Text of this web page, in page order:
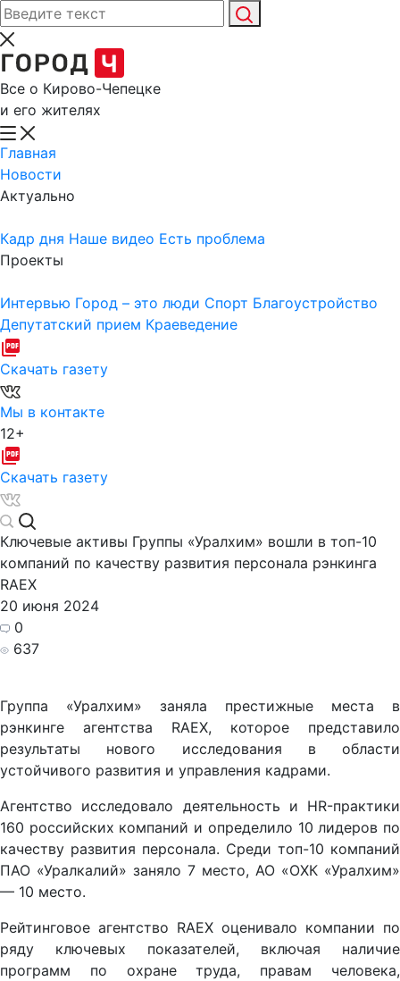
Все о Кирово-Чепецке
и его жителях
Главная
Новости
Актуально
Кадр дня Наше видео Есть проблема
Проекты
Интервью Город – это люди Спорт Благоустройство
Депутатский прием Краеведение
Скачать газету
Мы в контакте
12+
Скачать газету
Ключевые активы Группы «Уралхим» вошли в топ-10
компаний по качеству развития персонала рэнкинга
RAEX
20 июня 2024
0
637
Группа «Уралхим» заняла престижные места в
рэнкинге агентства RAEX, которое представило
результаты нового исследования в области
устойчивого развития и управления кадрами.
Агентство исследовало деятельность и HR-практики
160 российских компаний и определило 10 лидеров по
качеству развития персонала. Среди топ-10 компаний
ПАО «Уралкалий» заняло 7 место, АО «ОХК «Уралхим»
— 10 место.
Рейтинговое агентство RAEX оценивало компании по
ряду ключевых показателей, включая наличие
программ по охране труда, правам человека,